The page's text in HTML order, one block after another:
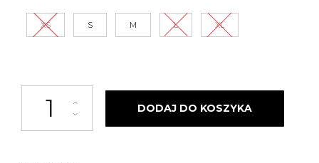
110,00 zł.24,00 zł.
XS S M L XL
ilość Spodenki dziecięce Street Autonomy Classic Logo black/black 2022
DODAJ DO KOSZYKA